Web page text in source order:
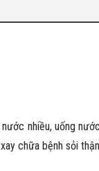
nhiều, uống
chữa bệnh sỏi